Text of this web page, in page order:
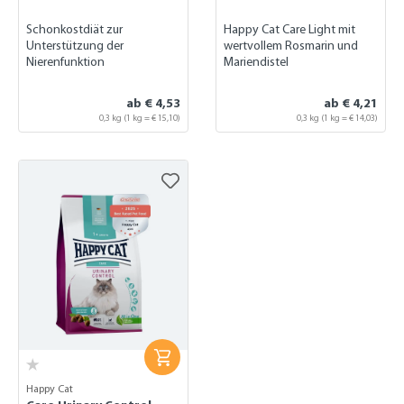
Schonkostdiät zur
Unterstützung der
Nierenfunktion
ab € 4,53
0,3 kg (1 kg = € 15,10)
Happy Cat Care Light mit
wertvollem Rosmarin und
Mariendistel
ab € 4,21
0,3 kg (1 kg = € 14,03)
Happy Cat